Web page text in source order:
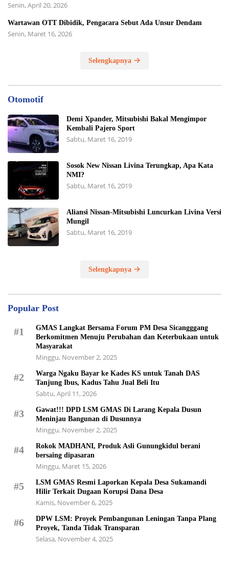
Senin, April 20, 2026
Wartawan OTT Dibidik, Pengacara Sebut Ada Unsur Dendam
Senin, Maret 16, 2026
Selengkapnya
Otomotif
Demi Xpander, Mitsubishi Bakal Mengimpor
Kembali Pajero Sport
Sabtu, Maret 16, 2019
Sosok New Nissan Livina Terungkap, Apa Kata
NMI?
Sabtu, Maret 16, 2019
Aliansi Nissan-Mitsubishi Luncurkan Livina Versi
Mungil
Sabtu, Maret 16, 2019
Selengkapnya
Popular Post
#1
GMAS Langkat Bersama Forum PM Desa Sicangggang
Berkomitmen Menuju Perubahan dan Keterbukaan untuk
Masyarakat
Minggu, November 2, 2025
#2
Warga Ngaku Bayar ke Kades KS untuk Tanah DAS
Tanjung Ibus, Kadus Tahu Jual Beli Itu
Sabtu, April 11, 2026
#3
Gawat!!! DPD LSM GMAS Di Larang Kepala Dusun
Meninjau Bangunan di Dusunnya
Minggu, November 2, 2025
#4
Rokok MADHANI, Produk Asli Gunungkidul berani
bersaing dipasaran
Minggu, Maret 15, 2026
#5
LSM GMAS Resmi Laporkan Kepala Desa Sukamandi
Hilir Terkait Dugaan Korupsi Dana Desa
Kamis, November 6, 2025
#6
DPW LSM: Proyek Pembangunan Leningan Tanpa Plang
Proyek, Tanda Tidak Transparan
Selasa, November 4, 2025